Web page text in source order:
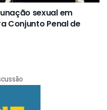
sexual em
Conjunto Penal de